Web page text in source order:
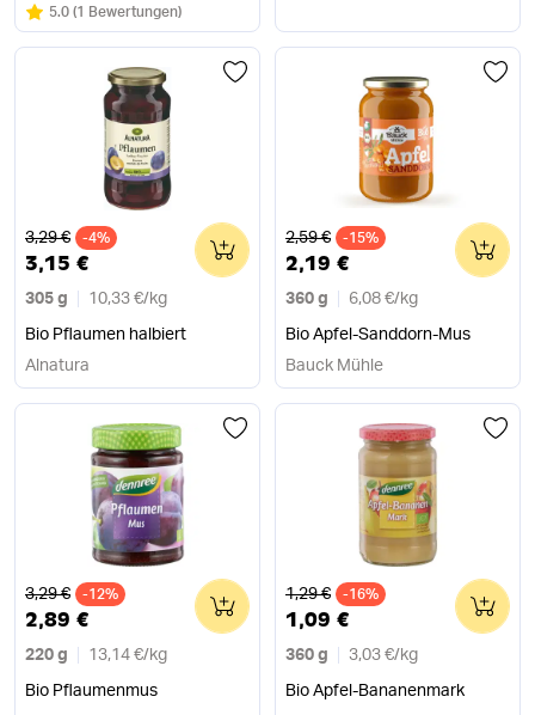
Bewertung:
5.0/5
(1 Bewertungen)
Alter Preis
3,29 € -4%
3,15 €
305 g 10,33 €/ kg
Bio Pflaumen halbiert
0
Alnatura
Alter Preis
2,59 € -15%
2,19 €
360 g 6,08 €/ kg
Bio Apfel-Sanddorn-Mus
0
Bauck Mühle
Alter Preis
3,29 € -12%
2,89 €
220 g 13,14 €/ kg
Bio Pflaumenmus
0 Alter Preis
1,29 € -16%
1,09 €
360 g 3,03 €/ kg
Bio Apfel-Bananenmark
0